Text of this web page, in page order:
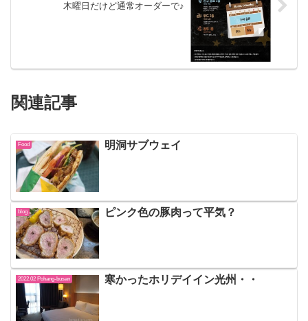
木曜日だけど通常オーダーで♪
関連記事
Food 明洞サブウェイ
blog ピンク色の豚肉って平気？
2022.02 Pohang-busan 寒かったホリデイイン光州・・